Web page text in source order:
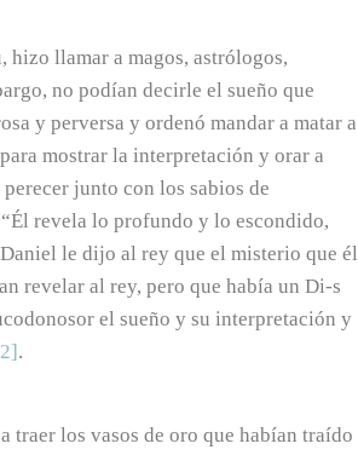
llamar a magos, astrólogos,
no podían decirle el sueño que
y perversa y ordenó mandar a matar a
mostrar la interpretación y orar a
junto con los sabios de
revela lo profundo y lo escondido,
le dijo al rey que el misterio que él
revelar al rey, pero que había un Di-s
el sueño y su interpretación y
.
traer los vasos de oro que habían traído